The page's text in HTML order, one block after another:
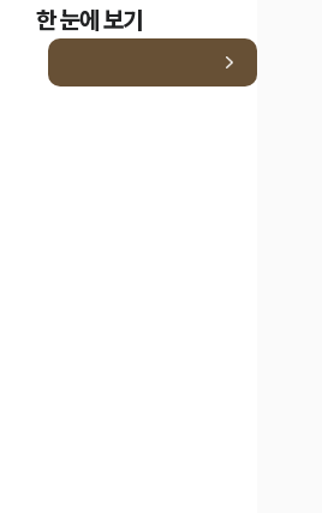
한 눈에 보기